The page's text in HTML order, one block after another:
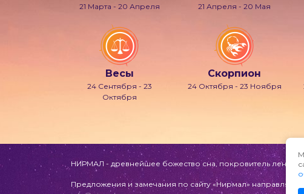
21 Марта - 20 Апреля 21 Апреля - 20 Мая
Весы
24 Сентября - 23
Октября
Скорпион
24 Октября - 23 Ноября
НИРМАЛ - древнейшее божество сна, покровитель лени и
Предложения и замечания по сайту «Нирмал» направляйте